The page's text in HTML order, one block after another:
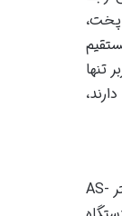
پخت،
تنها
ایمنی در لوازم خانگی، به ویژه آن هایی که با حرارت بالا سروکار دارند، از اهمیت بالایی برخوردار است. سرخ کن سولایتر AS-